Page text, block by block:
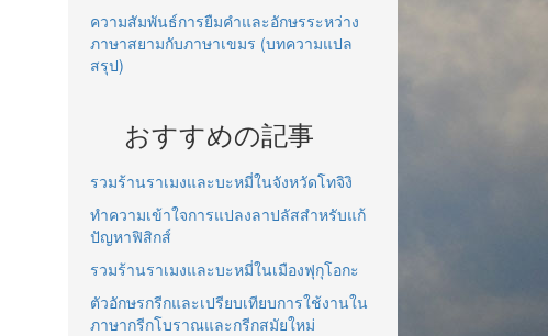
ความสัมพันธ์การยืมคำและอักษรระหว่าง
ภาษาสยามกับภาษาเขมร (บทความแปล
สรุป)
おすすめの記事
รวมร้านราเมงและบะหมี่ในจังหวัดโทจิงิ
ทำความเข้าใจการแปลงลาปลัสสำหรับแก้
ปัญหาฟิสิกส์
รวมร้านราเมงและบะหมี่ในเมืองฟุกุโอกะ
ตัวอักษรกรีกและเปรียบเทียบการใช้งานใน
ภาษากรีกโบราณและกรีกสมัยใหม่